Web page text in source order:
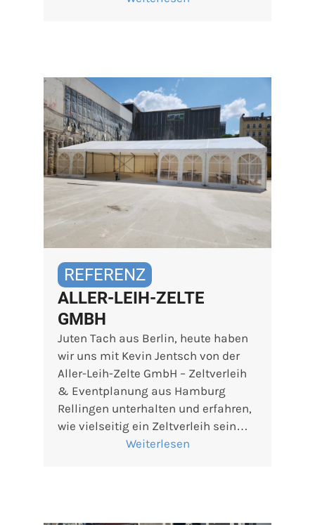
REFERENZ
ALLER-LEIH-ZELTE
GMBH
Juten Tach aus Berlin, heute haben
wir uns mit Kevin Jentsch von der
Aller-Leih-Zelte GmbH – Zeltverleih
& Eventplanung aus Hamburg
Rellingen unterhalten und erfahren,
wie vielseitig ein Zeltverleih sein…
Weiterlesen